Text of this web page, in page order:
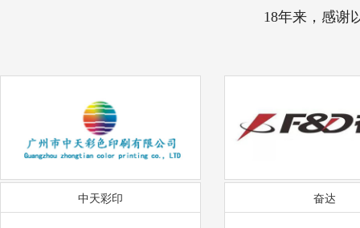
18年来，感谢
中天彩印 奋达